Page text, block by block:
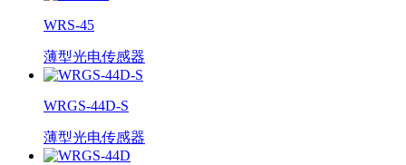
WRS-45
薄型光电传感器
WRGS-44D-S
薄型光电传感器